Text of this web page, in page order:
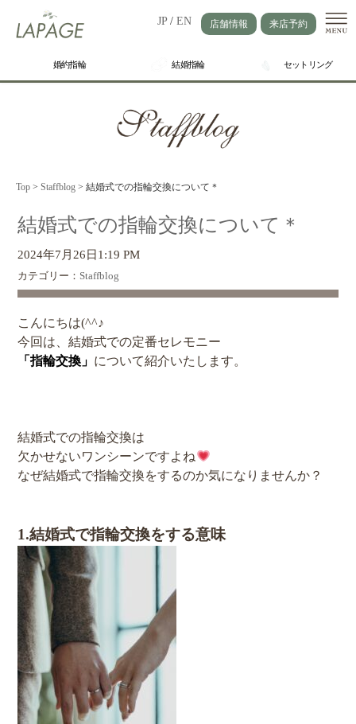
来店予約
店舗情報
JP / EN
婚約指輪 結婚指輪 セットリング
Top > Staffblog > 結婚式での指輪交換について＊
結婚式での指輪交換について＊
2024年7月26日1:19 PM
カテゴリー： Staffblog
こんにちは(^^♪
今回は、結婚式での定番セレモニー
「指輪交換」 について紹介いたします。
結婚式での指輪交換は
欠かせないワンシーンですよね
なぜ結婚式で指輪交換をするのか気になりませんか？
1.結婚式で指輪交換をする意味